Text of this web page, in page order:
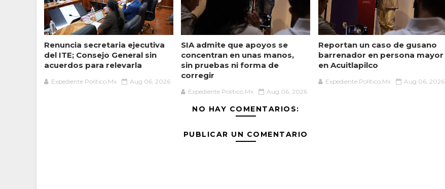
Renuncia secretaria ejecutiva
del ITE; Consejo General sin
acuerdos para relevarla
Expediente Político.Mx Aug 06, 2026
SIA admite que apoyos se
concentran en unas manos,
sin pruebas ni forma de
corregir
Expediente Político.Mx Aug 06, 2026
Reportan un caso de gusano
barrenador en persona mayor
en Acuitlapilco
Expediente Político.Mx Aug 06, 2026
NO HAY COMENTARIOS:
PUBLICAR UN COMENTARIO